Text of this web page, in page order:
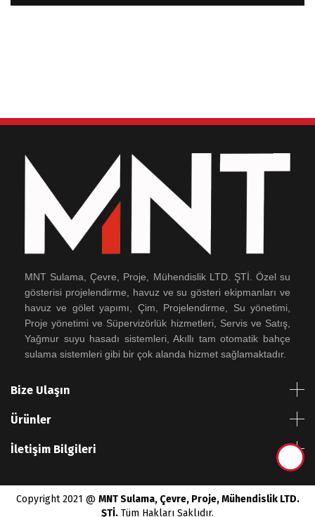
MNT Sulama, Çevre, Proje, Mühendislik LTD. ŞTİ. Özel su
gösterisi projelendirme, havuz ve su gösteri ekipmanları ve
havuz ve gölet yapımı, Çim, Projelendirme, Su yönetimi,
Proje yönetimi ve Süpervizörlük hizmetleri, Servis ve Satış,
Yağmur suyu hasadı sistemleri, Akıllı tam otomatik bahçe
sulama sistemleri gibi bir çok alanda hizmet sağlamaktadır.
Bize Ulaşın
Ürünler
İletişim Bilgileri
Copyright 2021 @ MNT Sulama, Çevre, Proje, Mühendislik LTD.
ŞTİ. Tüm Hakları Saklıdır.